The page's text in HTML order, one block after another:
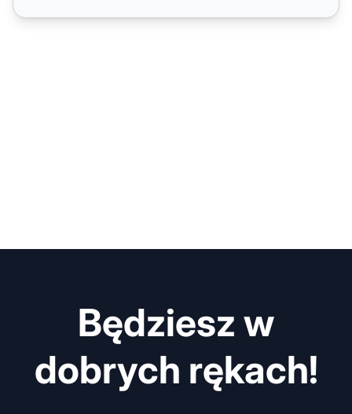
Będziesz w
dobrych rękach!